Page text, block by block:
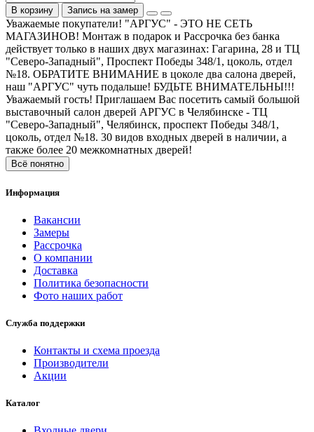
В корзину Запись на замер
Уважаемые покупатели! "АРГУС" - ЭТО НЕ СЕТЬ
МАГАЗИНОВ! Монтаж в подарок и Рассрочка без банка
действует только в наших двух магазинах: Гагарина, 28 и ТЦ
"Северо-Западный", Проспект Победы 348/1, цоколь, отдел
№18. ОБРАТИТЕ ВНИМАНИЕ в цоколе два салона дверей,
наш "АРГУС" чуть подальше! БУДЬТЕ ВНИМАТЕЛЬНЫ!!!
Уважаемый гость! Приглашаем Вас посетить самый большой
выставочный салон дверей АРГУС в Челябинске - ТЦ
"Северо-Западный", Челябинск, проспект Победы 348/1,
цоколь, отдел №18. 30 видов входных дверей в наличии, а
также более 20 межкомнатных дверей!
Всё понятно
Информация
Вакансии
Замеры
Рассрочка
О компании
Доставка
Политика безопасности
Фото наших работ
Служба поддержки
Контакты и схема проезда
Производители
Акции
Каталог